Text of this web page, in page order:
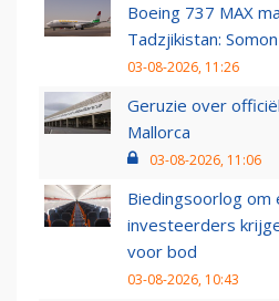
Boeing 737 MAX
Tadzjikistan:
03-08-2026, 11:26
Geruzie over
Mallorca
03-08-2026, 11:06
Biedingsoorlog om
investeerders
voor bod
03-08-2026, 10:43